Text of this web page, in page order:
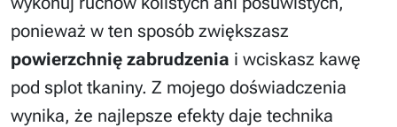
ponieważ w ten sposób zwiększasz
powierzchnię zabrudzenia i wciskasz kawę
pod splot tkaniny. Z mojego doświadczenia
wynika, że najlepsze efekty daje technika